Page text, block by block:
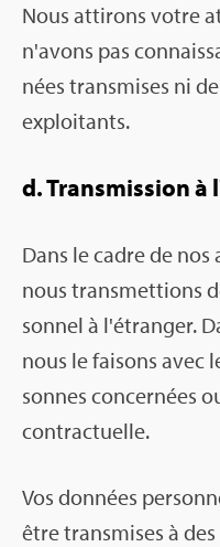
Nous atti­rons votre
n'avons pas
nées trans­mises ni
exploi­tants.
d. Trans­mis­sion
Dans le cadre de
nous trans­met­tions
son­nel à l'étran­ger.
nous le fai­sons avec
sonnes concer­nées
contrac­tuelle.
Vos don­nées
être trans­mises à